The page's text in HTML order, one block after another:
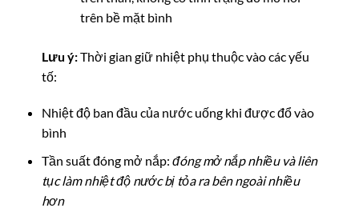
trên bề mặt bình
Lưu ý:Thời gian giữ nhiệt phụ thuộc vào các yếu
tố:
Nhiệt độ ban đầu của nước uống khi được đổ vào
bình
Tần suất đóng mở nắp: đóng mở nắp nhiều và liên
tục làm nhiệt độ nước bị tỏa ra bên ngoài nhiều
hơn